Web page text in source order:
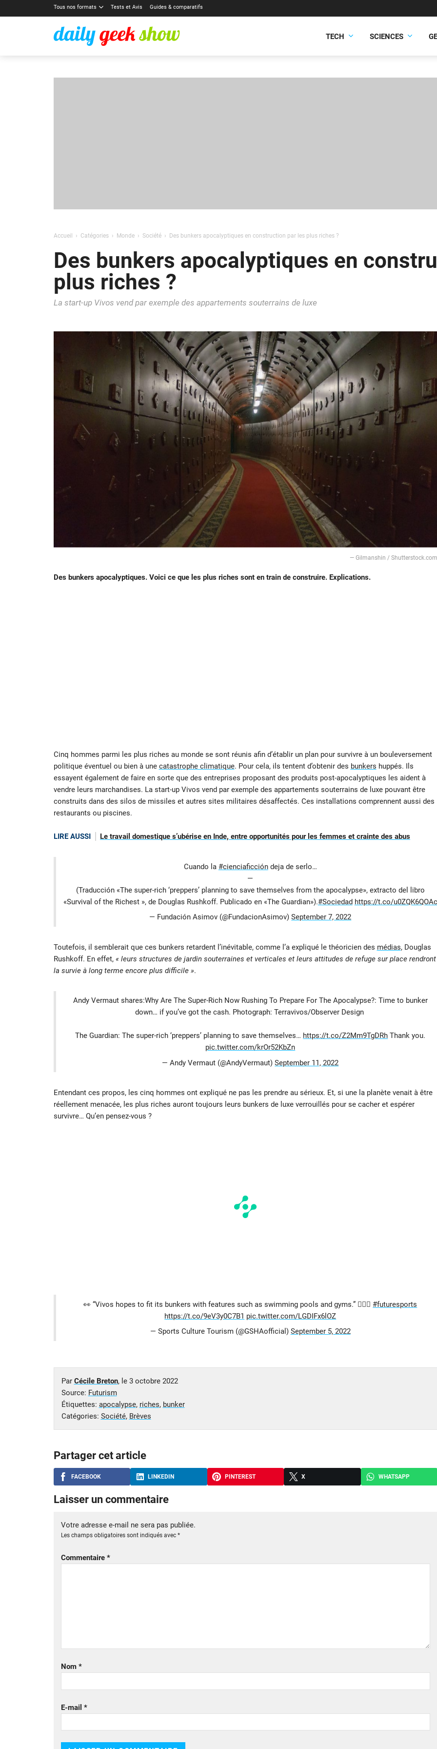
Tous nos formats Tests et Avis Guides & comparatifs
TECH SCIENCES
Accueil Catégories Monde Société Des bunkers apocalyptiques en construction par les plus riches ?
Des bunkers apocalyptiques en
plus riches ?
La start-up Vivos vend par exemple des appartements souterrains de luxe
— Gilmanshin / Shutterstock.com
Des bunkers apocalyptiques. Voici ce que les plus riches sont en train de construire. Explications.
Cinq hommes parmi les plus riches au monde se sont réunis afin d’établir un plan pour survivre à un bouleversement
politique éventuel ou bien à une catastrophe climatique. Pour cela, ils tentent d’obtenir des bunkers huppés. Ils
essayent également de faire en sorte que des entreprises proposant des produits post-apocalyptiques les aident à
vendre leurs marchandises. La start-up Vivos vend par exemple des appartements souterrains de luxe pouvant être
construits dans des silos de missiles et autres sites militaires désaffectés. Ces installations comprennent aussi des
restaurants ou piscines.
LIRE AUSSI Le travail domestique s’ubérise en Inde, entre opportunités pour les femmes et crainte des abus
Cuando la #cienciaficcióndeja de serlo…
—
(Traducción «The super-rich ‘preppers’ planning to save themselves from the apocalypse», extracto del libro
«Survival of the Richest », de Douglas Rushkoff. Publicado en «The Guardian»).#Sociedad https://t.co/u0ZQK6QOAc
— Fundación Asimov (@FundacionAsimov)September 7, 2022
Toutefois, il semblerait que ces bunkers retardent l’inévitable, comme l’a expliqué le théoricien des médias, Douglas
Rushkoff. En effet, « leurs structures de jardin souterraines et verticales et leurs attitudes de refuge sur place rendront
la survie à long terme encore plus difficile ».
Andy Vermaut shares:Why Are The Super-Rich Now Rushing To Prepare For The Apocalypse?: Time to bunker
down… if you’ve got the cash. Photograph: Terravivos/Observer Design
The Guardian: The super-rich ‘preppers’ planning to save themselves… https://t.co/Z2Mm9TgDRh Thank you.
pic.twitter.com/krOr52KbZn
— Andy Vermaut (@AndyVermaut)September 11, 2022
Entendant ces propos, les cinq hommes ont expliqué ne pas les prendre au sérieux. Et, si une la planète venait à être
réellement menacée, les plus riches auront toujours leurs bunkers de luxe verrouillés pour se cacher et espérer
survivre… Qu’en pensez-vous ?
👀 “Vivos hopes to fit its bunkers with features such as swimming pools and gyms.” 🏋🏻‍♀️#futuresports
https://t.co/9eV3y0C7B1 pic.twitter.com/LGDIFx6lOZ
— Sports Culture Tourism (@GSHAofficial) September 5, 2022
Par Cécile Breton, le 3 octobre 2022
Source: Futurism
Étiquettes: apocalypse, riches, bunker
Catégories: Société, Brèves
Partager cet article
FACEBOOK LINKEDIN PINTEREST X WHATSAPP
Laisser un commentaire
Votre adresse e-mail ne sera pas publiée.
Les champs obligatoires sont indiqués avec *
Commentaire *
Nom *
E-mail *